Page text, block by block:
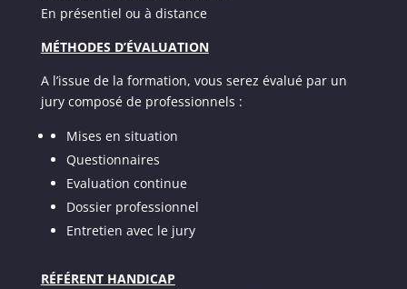
En présentiel ou à distance
MÉTHODES D’ÉVALUATION
A l’issue de la formation, vous serez évalué par un
jury composé de professionnels :
Mises en situation
Questionnaires
Evaluation continue
Dossier professionnel
Entretien avec le jury
RÉFÉRENT HANDICAP